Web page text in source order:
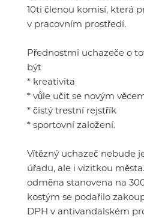
10ti členou komisí, která
v pracovním prostředí.
Přednostmi uchazeče o
být
* kreativita
* vůle učit se novým
* čistý trestní rejstřík
* sportovní založení.
Vítězný uchazeč nebude
úřadu, ale i vizitkou
odměna stanovena na
kostým se podařilo
DPH v antivandalském